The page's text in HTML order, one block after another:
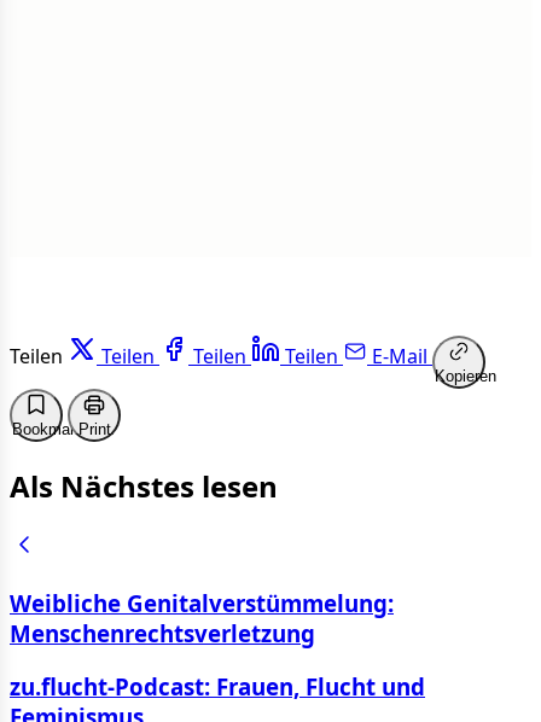
Teilen Teilen Teilen Teilen E-Mail
Kopieren
BookmarkPrint
Als Nächstes lesen
Weibliche Genitalverstümmelung:
Menschenrechtsverletzung
zu.flucht-Podcast: Frauen, Flucht und